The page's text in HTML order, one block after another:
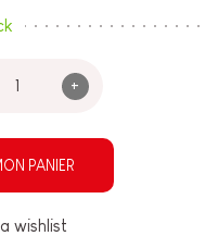
+
PANIER
wishlist